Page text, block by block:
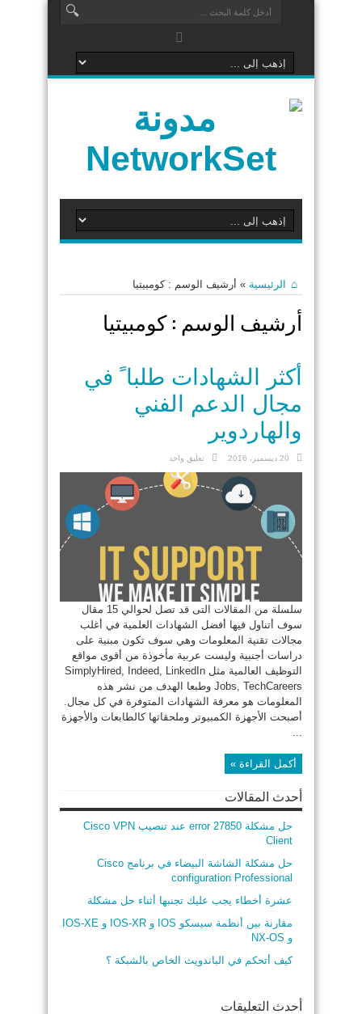
الرئيسية » أرشيف الوسم : كومبيتيا
أرشيف الوسم :كومبيتيا
أكثر الشهادات طلبا ً في
مجال الدعم الفني
والهاردوير
20 ديسمبر، 2016 تعليق واحد
سلسلة من المقالات التى قد تصل لحوالي 15 مقال
سوف أتناول فيها أفضل الشهادات العلمية في أغلب
مجالات تقنية المعلومات وهي سوف تكون مبنية على
دراسات أجنبية وليست عربية مأخوذة من أقوى مواقع
التوظيف العالمية مثل SimplyHired, Indeed, LinkedIn
Jobs, TechCareers وطبعا الهدف من نشر هذه
المعلومات هو معرفة الشهادات المتوفرة في كل مجال.
أصبحت الأجهزة الكمبيوتر وملحقاتها كالطابعات والأجهزة
...
أكمل القراءة »
أحدث المقالات
حل مشكلة error 27850 عند تنصيب Cisco VPN
Client
حل مشكلة الشاشة البيضاء في برنامج Cisco
configuration Professional
عشرة أخطاء يجب عليك تجنبها أثناء حل مشكلة
مقارنة بين أنظمة سيسكو IOS و IOS-XR و IOS-XE
و NX-OS
كيف أتحكم في الباندويث الخاص بالشبكة ؟
أحدث التعليقات